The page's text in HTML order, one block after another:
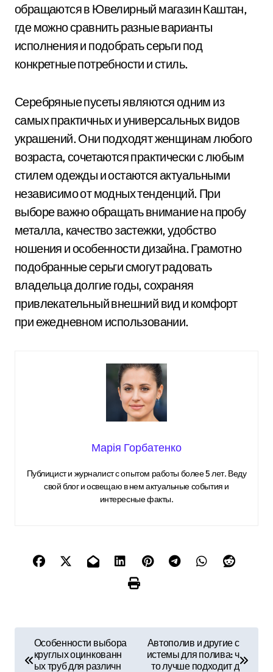
обращаются в Ювелирный магазин Каштан,
где можно сравнить разные варианты
исполнения и подобрать серьги под
конкретные потребности и стиль.
Серебряные пусеты являются одним из
самых практичных и универсальных видов
украшений. Они подходят женщинам любого
возраста, сочетаются практически с любым
стилем одежды и остаются актуальными
независимо от модных тенденций. При
выборе важно обращать внимание на пробу
металла, качество застежки, удобство
ношения и особенности дизайна. Грамотно
подобранные серьги смогут радовать
владельца долгие годы, сохраняя
привлекательный внешний вид и комфорт
при ежедневном использовании.
Марія Горбатенко
Публицист и журналист с опытом работы более 5 лет. Веду
свой блог и освещаю в нем актуальные события и
интересные факты.
Особенности выбора
круглых оцинкованн
ых труб для различн
Автополив и другие с
истемы для полива: ч
то лучше подходит д